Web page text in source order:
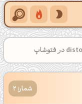
شمار: 2